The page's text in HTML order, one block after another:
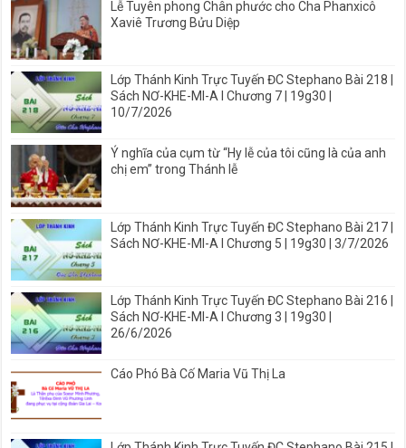
Lễ Tuyên phong Chân phước cho Cha Phanxicô
Xaviê Trương Bửu Diệp
Lớp Thánh Kinh Trực Tuyến ĐC Stephano Bài 218 |
Sách NƠ-KHE-MI-A I Chương 7 | 19g30 |
10/7/2026
Ý nghĩa của cụm từ “Hy lễ của tôi cũng là của anh
chị em” trong Thánh lễ
Lớp Thánh Kinh Trực Tuyến ĐC Stephano Bài 217 |
Sách NƠ-KHE-MI-A I Chương 5 | 19g30 | 3/7/2026
Lớp Thánh Kinh Trực Tuyến ĐC Stephano Bài 216 |
Sách NƠ-KHE-MI-A I Chương 3 | 19g30 |
26/6/2026
Cáo Phó Bà Cố Maria Vũ Thị La